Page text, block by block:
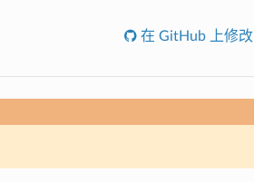
在 GitHub 上修改